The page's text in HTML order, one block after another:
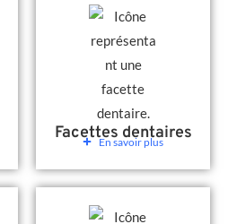
Facettes dentaires
En savoir plus